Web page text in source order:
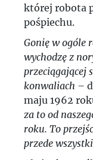
której robota
pośpiechu.
Gonię w ogóle
wychodzę z
przeciągającej
konwaliach –
maju 1962
za to od
roku. To
przede